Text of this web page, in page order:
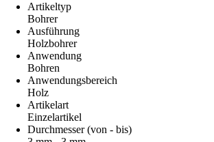
Artikeltyp
Bohrer
Ausführung
Holzbohrer
Anwendung
Bohren
Anwendungsbereich
Holz
Artikelart
Einzelartikel
Durchmesser (von - bis)